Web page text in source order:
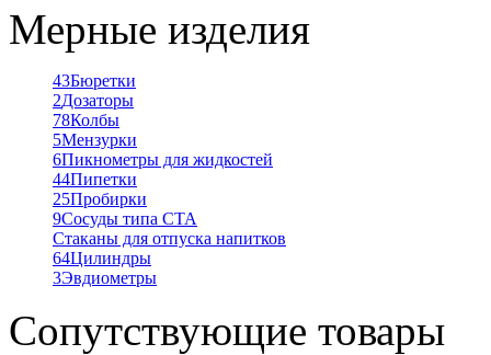
Мерные изделия
43Бюретки
2Дозаторы
78Колбы
5Мензурки
6Пикнометры для жидкостей
44Пипетки
25Пробирки
9Сосуды типа СТА
Стаканы для отпуска напитков
64Цилиндры
3Эвдиометры
Сопутствующие товары